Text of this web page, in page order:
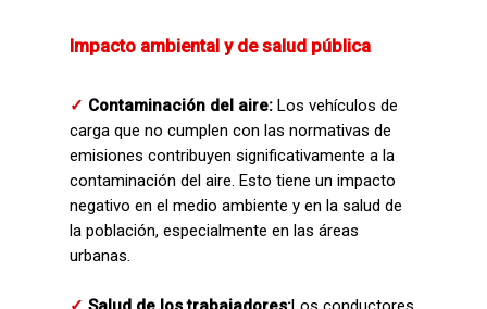
Impacto ambiental y de salud pública
✓ Contaminación del aire: Los vehículos de
carga que no cumplen con las normativas de
emisiones contribuyen significativamente a la
contaminación del aire. Esto tiene un impacto
negativo en el medio ambiente y en la salud de
la población, especialmente en las áreas
urbanas.